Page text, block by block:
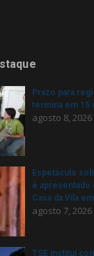
Prazo para
termina em 15
agosto 8, 2026
Espetáculo
é apresentado
Casa da Vila
agosto 7, 2026
TSE institui